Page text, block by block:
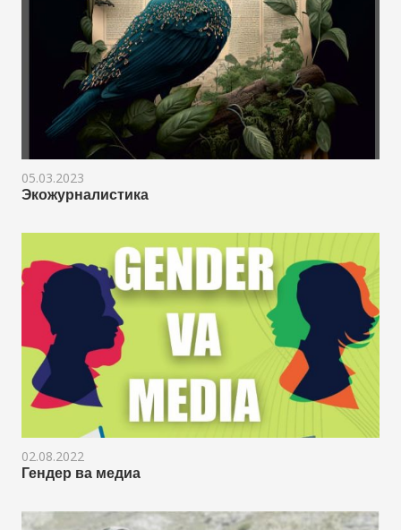
05.03.2023
Экожурналистика
02.08.2022
Гендер ва медиа